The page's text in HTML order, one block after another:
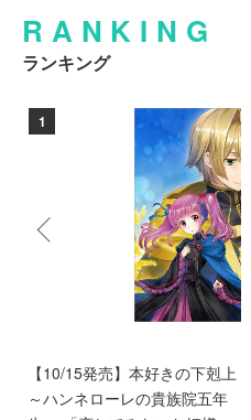
RANKING
ランキング
1
【10/15発売】本好きの下剋上
～ハンネローレの貴族院五年